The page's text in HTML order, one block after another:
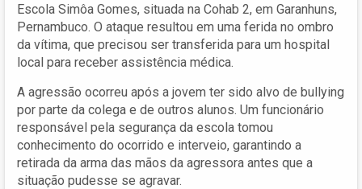
Escola Simôa Gomes, situada na Cohab 2, em Garanhuns,
Pernambuco. O ataque resultou em uma ferida no ombro
da vítima, que precisou ser transferida para um hospital
local para receber assistência médica.
A agressão ocorreu após a jovem ter sido alvo de bullying
por parte da colega e de outros alunos. Um funcionário
responsável pela segurança da escola tomou
conhecimento do ocorrido e interveio, garantindo a
retirada da arma das mãos da agressora antes que a
situação pudesse se agravar.